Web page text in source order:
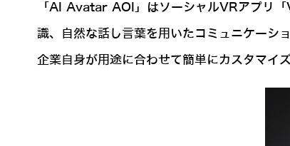
「AI Avatar AOI」はソーシャルVRアプリ
識、自然な話し言葉を用いたコミュニケー
企業自身が用途に合わせて簡単にカスタマイズ